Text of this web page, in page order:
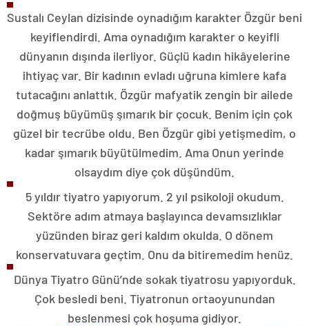
Sustalı Ceylan dizisinde oynadığım karakter Özgür beni
keyiflendirdi. Ama oynadığım karakter o keyifli
dünyanın dışında ilerliyor. Güçlü kadın hikâyelerine
ihtiyaç var. Bir kadının evladı uğruna kimlere kafa
tutacağını anlattık. Özgür mafyatik zengin bir ailede
doğmuş büyümüş şımarık bir çocuk. Benim için çok
güzel bir tecrübe oldu. Ben Özgür gibi yetişmedim, o
kadar şımarık büyütülmedim. Ama Onun yerinde
olsaydım diye çok düşündüm.
5 yıldır tiyatro yapıyorum. 2 yıl psikoloji okudum.
Sektöre adım atmaya başlayınca devamsızlıklar
yüzünden biraz geri kaldım okulda. O dönem
konservatuvara geçtim. Onu da bitiremedim henüz.
Dünya Tiyatro Günü’nde sokak tiyatrosu yapıyorduk.
Çok besledi beni. Tiyatronun ortaoyunundan
beslenmesi çok hoşuma gidiyor.